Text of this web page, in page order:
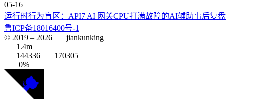
05-16
运行时行为盲区：API7 AI 网关CPU打满故障的AI辅助事后复盘
鲁ICP备18016400号-1
© 2019 – 2026
jiankunking
1.4m
144336
170305
0%